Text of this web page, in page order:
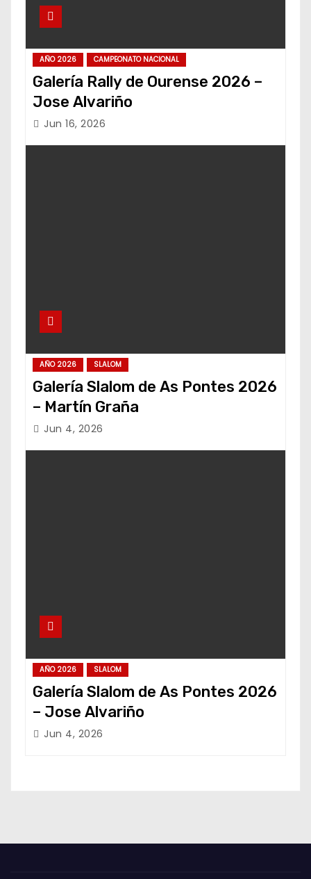
AÑO 2026 CAMPEONATO NACIONAL
Galería Rally de Ourense 2026 –
Jose Alvariño
Jun 16, 2026
AÑO 2026 SLALOM
Galería Slalom de As Pontes 2026
– Martín Graña
Jun 4, 2026
AÑO 2026 SLALOM
Galería Slalom de As Pontes 2026
– Jose Alvariño
Jun 4, 2026